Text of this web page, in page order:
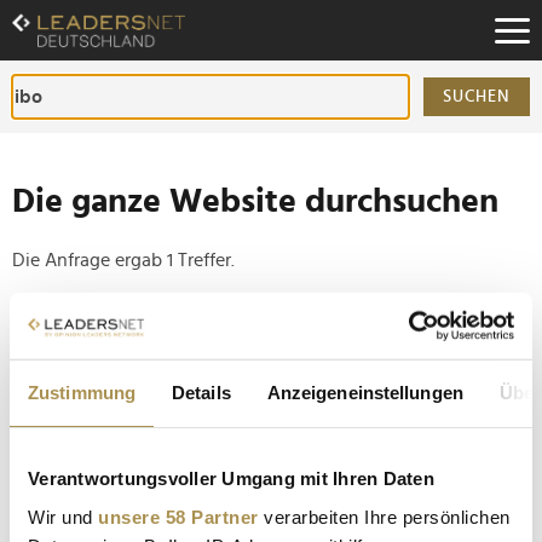
Zustimmung Details Anzeigeneinstellungen
Verantwortungsvoller Umgang mit Ihren Daten
Wir und unsere 58 Partner verarbeiten Ihre persönlichen
Zum
Inhalt
Zur
Fußzeilen-
Navigation
SUCHEN
Die ganze Website durchsuchen
Die Anfrage ergab 1 Treffer.
Tipp
Setzen Sie die gesuchten Wörter zwischen
Anführungszeichen: zb "Vorname Nachname".
Germany's Next Topmodel 2026: Aurélie und Ibo
sichern sich Sieg und 100.000 Euro